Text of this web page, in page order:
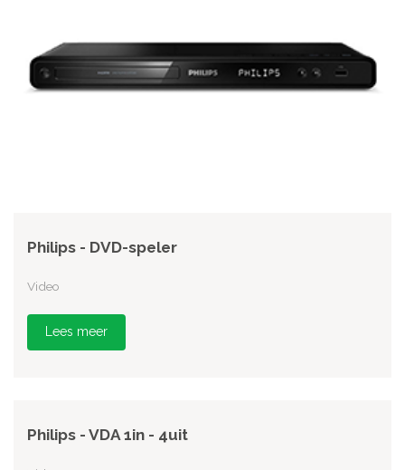
Philips - DVD-speler
Video
Lees meer
Philips - VDA 1in - 4uit